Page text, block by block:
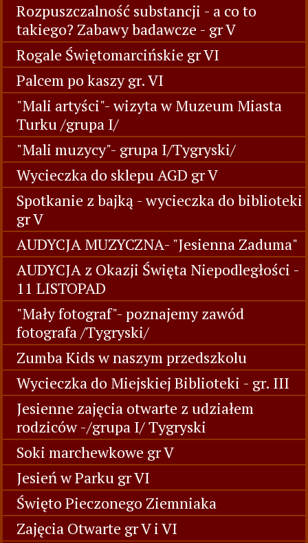
Rozpuszczalność substancji - a co to
takiego? Zabawy badawcze - gr V
Rogale Świętomarcińskie gr VI
Palcem po kaszy gr. VI
"Mali artyści"- wizyta w Muzeum Miasta
Turku /grupa I/
"Mali muzycy"- grupa I/Tygryski/
Wycieczka do sklepu AGD gr V
Spotkanie z bajką - wycieczka do biblioteki
gr V
AUDYCJA MUZYCZNA- "Jesienna Zaduma"
AUDYCJA z Okazji Święta Niepodległości -
11 LISTOPAD
"Mały fotograf"- poznajemy zawód
fotografa /Tygryski/
Zumba Kids w naszym przedszkolu
Wycieczka do Miejskiej Biblioteki - gr. III
Jesienne zajęcia otwarte z udziałem
rodziców -/grupa I/ Tygryski
Soki marchewkowe gr V
Jesień w Parku gr VI
Święto Pieczonego Ziemniaka
Zajęcia Otwarte gr V i VI